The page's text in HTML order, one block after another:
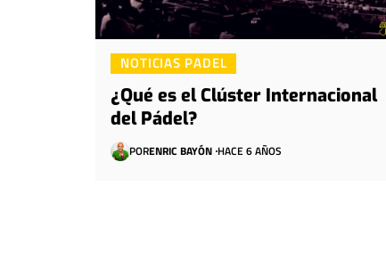
NOTICIAS PADEL
¿Qué es el Clúster Internacional
del Pádel?
PORENRIC BAYÓN HACE 6 AÑOS